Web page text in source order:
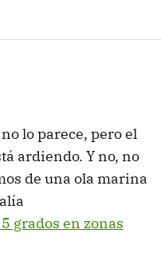
lo parece, pero el
ardiendo. Y no, no
de una ola marina
grados en zonas